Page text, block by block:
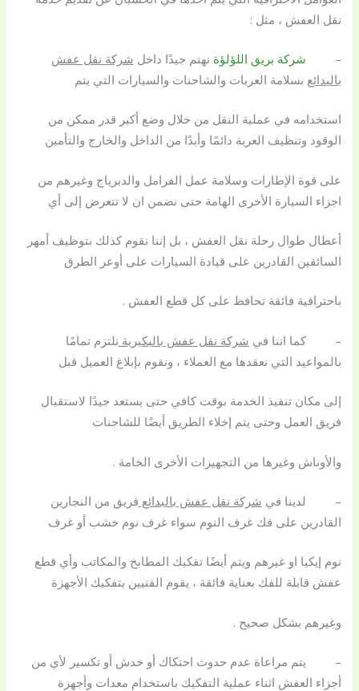
نقل العفش ، مثل :
– شركة بريق اللؤلؤة نهتم جيدًا داخل شركة نقل عفش
بالبدائع بسلامة العربات والشاحنات والسيارات التي يتم
استخدامه في عملية النقل من خلال وضع أكبر قدر ممكن من
الوقود وتنظيف العربة دائمًا وأبدًا من الداخل والخارج والتأمين
على قوة الإطارات وسلامة عمل الفرامل والدبرياج وغيرهم من
اجزاء السيارة الأخرى الهامة حتى نضمن ان لا تتعرض إلى أي
أعطال طوال رحلة نقل العفش ، بل إننا نقوم كذلك بتوظيف أمهر
السائقين القادرين على قيادة السيارات على أوعر الطرق
باحترافية فائقة تحافظ على كل قطع العفش .
– كما اننا في شركة نقل عفش بالبكيرية نلتزم تمامًا
بالمواعيد التي نعقدها مع العملاء ، ونقوم بإبلاغ العميل قبل
إلى مكان تنفيذ الخدمة بوقت كافي حتى يستعد جيدًا لاستقبال
فريق العمل وحتى يتم إخلاء الطريق أيضًا للشاحنات
والأوناش وغيرها من التجهيزات الأخرى الخامة .
– لدينا في شركة نقل عفش بالبدائع فريق من النجارين
القادرين على فك غرف النوم سواء غرف نوم خشب أو غرف
نوم إيكيا او غيرهم ويتم أيضًا تفكيك المطابخ والمكاتب وأي قطع
عفش قابلة للفك بعناية فائقة ، يقوم الفنيين بتفكيك الأجهزة
وغيرهم بشكل صحيح .
– يتم مراعاة عدم حدوث احتكاك أو خدش أو تكسير لأي من
أجزاء العفش اثناء عملية التفكيك باستخدام معدات وأجهزة